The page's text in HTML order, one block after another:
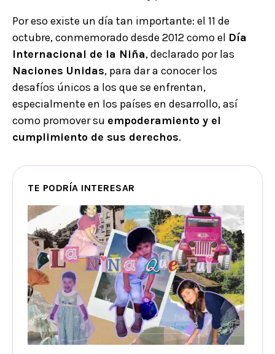
Por eso existe un día tan importante: el 11 de
octubre, conmemorado desde 2012 como el Día
Internacional de la Niña, declarado por las
Naciones Unidas, para dar a conocer los
desafíos únicos a los que se enfrentan,
especialmente en los países en desarrollo, así
como promover su empoderamiento y el
cumplimiento de sus derechos.
TE PODRÍA INTERESAR